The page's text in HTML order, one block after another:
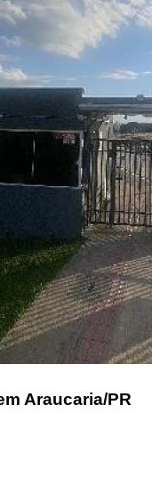
Araucaria/PR